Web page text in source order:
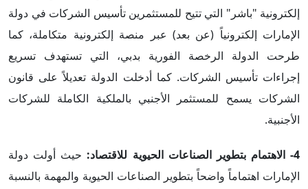
إلكترونية "باشر" التي تتيح للمستثمرين تأسيس الشركات في دولة
الإمارات إلكترونياً (عن بعد) عبر منصة إلكترونية متكاملة، كما
طرحت الدولة الرخصة الفورية بدبي، التي تستهدف تسريع
إجراءات تأسيس الشركات. كما أدخلت الدولة تعديلاً على قانون
الشركات يسمح للمستثمر الأجنبي بالملكية الكاملة للشركات
الأجنبية.
4- الاهتمام بتطوير الصناعات الحيوية للاقتصاد:
حيث أولت دولة
الإمارات اهتماماً واضحاً بتطوير الصناعات الحيوية والمهمة بالنسبة